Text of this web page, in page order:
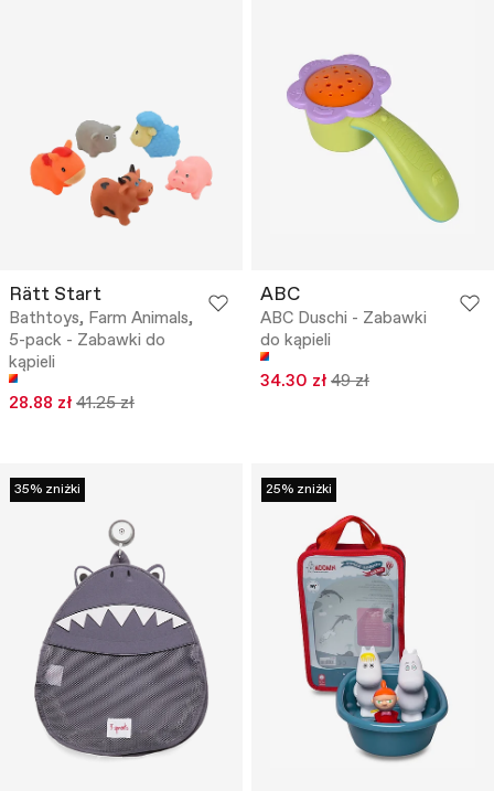
Rätt Start
Bathtoys, Farm Animals,
5-pack - Zabawki do
kąpieli
28.88 zł 41.25 zł
ABC
ABC Duschi - Zabawki
do kąpieli
34.30 zł 49 zł
35% zniżki 25% zniżki